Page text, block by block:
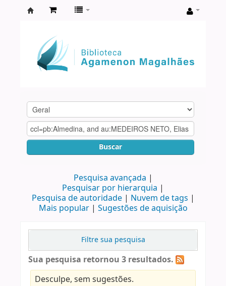
Agamenon
Magalhães
Buscar
Pesquisa avançada
Pesquisar por hierarquia
Pesquisa de autoridade
Nuvem de tags
Mais popular
Sugestões de aquisição
Filtre sua pesquisa
Sua pesquisa retornou 3 resultados.
Desculpe, sem sugestões.